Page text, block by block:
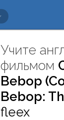
Учите
фильмом
Bebop
Bebop:
fleex